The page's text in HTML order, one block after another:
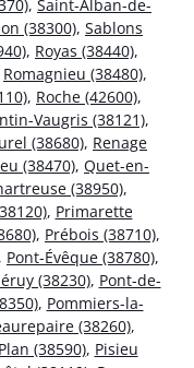
, Saint-Alban-de-
(38300), Sablons
, Royas (38440),
Romagnieu (38480),
, Roche (42600),
Vaugris (38121),
(38680), Renage
(38470), Quet-en-
(38950),
, Primarette
, Prébois (38710),
, Pont-Évêque (38780),
(38230), Pont-de-
, Pommiers-la-
(38260),
Plan (38590), Pisieu